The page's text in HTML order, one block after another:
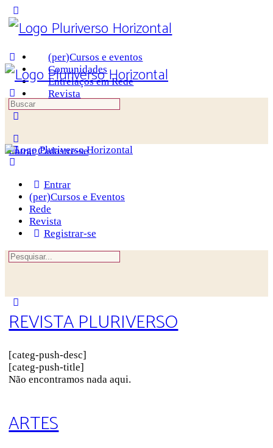
Panel
(per)Cursos e eventos
Comunidades
Entrelaços em Rede
Revista
Entrar Cadastre-se
Procurar
por:
Entrar
(per)Cursos e Eventos
Rede
Revista
Registrar-se
Procurar
search
REVISTA PLURIVERSO
[categ-push-desc]
[categ-push-title]
Não encontramos nada aqui.
ARTES